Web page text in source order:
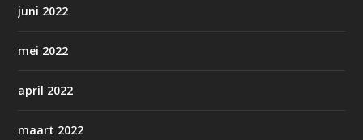
juni 2022
mei 2022
april 2022
maart 2022